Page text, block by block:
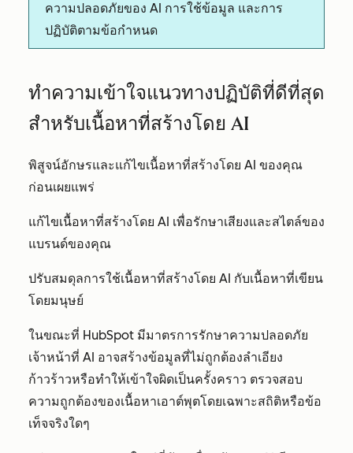
ความปลอดภัยของ AI การใช้ข้อมูล และการ
ปฏิบัติตามข้อกำหนด
ทำความเข้าใจแนวทางปฏิบัติที่ดีที่สุด
สำหรับเนื้อหาที่สร้างโดย AI
พิสูจน์อักษรและแก้ไขเนื้อหาที่สร้างโดย AI ของคุณ
ก่อนเผยแพร่
แก้ไขเนื้อหาที่สร้างโดย AI เพื่อรักษาเสียงและสไตล์ของ
แบรนด์ของคุณ
ปรับสมดุลการใช้เนื้อหาที่สร้างโดย AI กับเนื้อหาที่เขียน
โดยมนุษย์
ในขณะที่ HubSpot มีมาตรการรักษาความปลอดภัย
เจ้าหน้าที่ AI อาจสร้างข้อมูลที่ไม่ถูกต้องลำเอียง
ก้าวร้าวหรือทำให้เข้าใจผิดเป็นครั้งคราว ตรวจสอบ
ความถูกต้องของเนื้อหาเอาต์พุตโดยเฉพาะสถิติหรือข้อ
เท็จจริงใดๆ